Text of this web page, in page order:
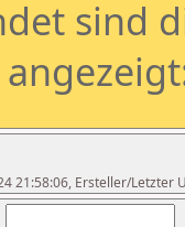
sind
21:58:06, Ersteller/Letzter